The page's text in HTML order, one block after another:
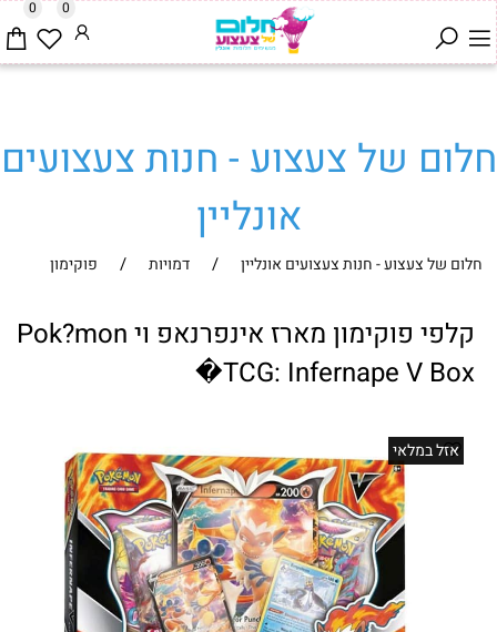
0 0
חלום של צעצוע - חנות צעצועים
אונליין
חלום של צעצוע - חנות צעצועים אונליין / דמויות / פוקימון
קלפי פוקימון מארז אינפרנאפ וי Pok?mon
TCG: Infernape V Box�
אזל במלאי